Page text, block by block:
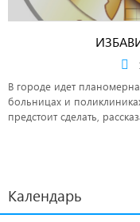
В городе идет
больницах и
предстоит сделать,
управления
Календарь